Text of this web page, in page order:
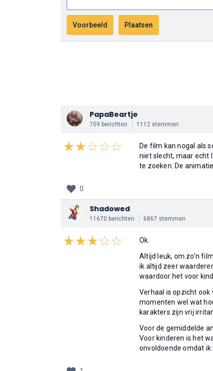
PapaBeartje
709 berichten 1112 stemmen
De film kan nogal als
niet slecht, maar echt
te zoeken. De
0
Shadowed
11670 berichten 6867 stemmen
Ok.
Altijd leuk, om zo'n
ik altijd zeer
waardoor het voor
Verhaal is opzicht ook
momenten wel wat
karakters zijn vrij
Voor de gemiddelde
Voor kinderen is het
onvoldoende omdat ik